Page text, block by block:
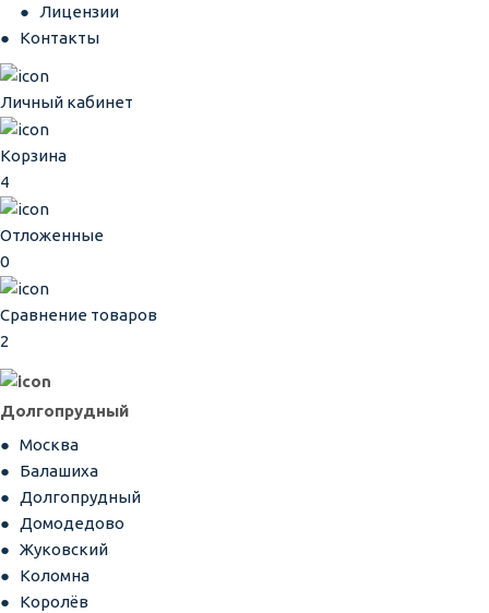
Лицензии
Контакты
Личный кабинет
Корзина
4
Отложенные
0
Сравнение товаров
2
Долгопрудный
Москва
Балашиха
Долгопрудный
Домодедово
Жуковский
Коломна
Королёв